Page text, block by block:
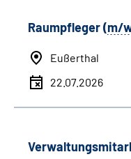
Raumpfleger (m/
Eußerthal
22.07.2026